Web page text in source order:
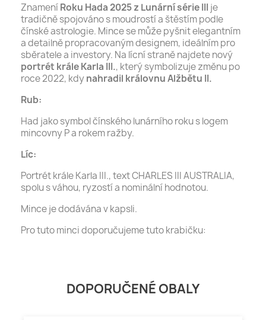
ZnameníRoku Hada 2025 z Lunární série III je
tradičně spojováno s moudrostí a štěstím podle
čínské astrologie. Mince se může pyšnit elegantním
a detailně propracovaným designem, ideálním pro
sběratele a investory. Na lícní straně najdete nový
portrét krále Karla III., který symbolizuje změnu po
roce 2022, kdynahradil královnu Alžbětu II.
Rub:
Had jako symbol čínského lunárního roku s logem
mincovny P a rokem ražby.
Líc:
Portrét krále Karla III., text CHARLES III AUSTRALIA,
spolu s váhou, ryzostí a nominální hodnotou.
Mince je dodávána v kapsli.
Pro tuto minci doporučujeme tuto krabičku:
DOPORUČENÉ OBALY